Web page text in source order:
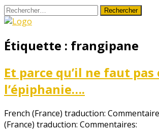
Aller
au
Rechercher :
Le
Monde
de
Milan
Étiquette : frangipane
Et parce qu’il ne faut
l’épiphanie….
French (France) traduction:
(France) traduction: Commentaires: